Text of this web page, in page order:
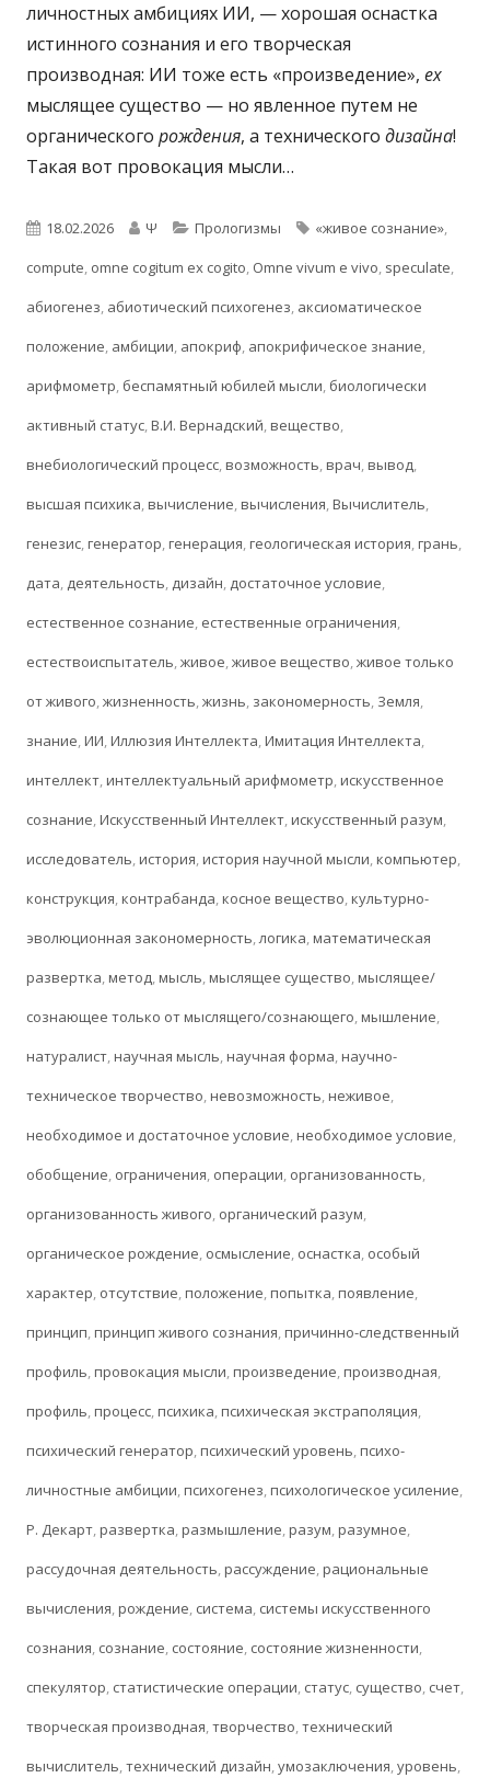
личностных амбициях ИИ, — хорошая оснастка
истинного сознания и его творческая
производная: ИИ тоже есть «произведение», ex
мыслящее существо — но явленное путем не
органического рождения, а технического дизайна!
Такая вот провокация мысли…
Опубликовано
18.02.2026 Автор
Ψ Рубрики
Прологизмы Метки
«живое сознание»,
compute, omne cogitum ex cogito, Omne vivum e vivo, speculate,
абиогенез, абиотический психогенез, аксиоматическое
положение, амбиции, апокриф, апокрифическое знание,
арифмометр, беспамятный юбилей мысли, биологически
активный статус,В.И. Вернадский,вещество,
внебиологический процесс,возможность,врач,вывод,
высшая психика,вычисление,вычисления,Вычислитель,
генезис,генератор,генерация,геологическая история,грань,
дата, деятельность, дизайн, достаточное условие,
естественное сознание, естественные ограничения,
естествоиспытатель,живое,живое вещество,живое только
от живого,жизненность,жизнь, закономерность, Земля,
знание,ИИ,Иллюзия Интеллекта,Имитация Интеллекта,
интеллект,интеллектуальный арифмометр,искусственное
сознание,Искусственный Интеллект,искусственный разум,
исследователь,история,история научной мысли,компьютер,
конструкция,контрабанда,косное вещество,культурно-
эволюционная закономерность,логика,математическая
развертка,метод,мысль,мыслящее существо,мыслящее/
сознающее только от мыслящего/сознающего,мышление,
натуралист,научная мысль,научная форма,научно-
техническое творчество,невозможность,неживое,
необходимое и достаточное условие,необходимое условие,
обобщение, ограничения, операции, организованность,
организованность живого, органический разум,
органическое рождение, осмысление, оснастка, особый
характер, отсутствие,положение,попытка,появление,
принцип,принцип живого сознания,причинно-следственный
профиль,провокация мысли,произведение,производная,
профиль,процесс,психика,психическая экстраполяция,
психический генератор,психический уровень,психо-
личностные амбиции,психогенез,психологическое усиление,
Р. Декарт,развертка,размышление,разум,разумное,
рассудочная деятельность,рассуждение,рациональные
вычисления,рождение, система, системы искусственного
сознания, сознание, состояние, состояние жизненности,
спекулятор, статистические операции, статус, существо, счет,
творческая производная,творчество,технический
вычислитель,технический дизайн,умозаключения,уровень,